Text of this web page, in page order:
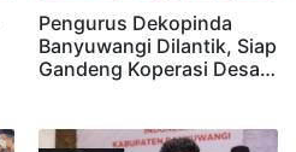
Pengurus Dekopinda
Banyuwangi Dilantik, Siap
Gandeng Koperasi Desa…